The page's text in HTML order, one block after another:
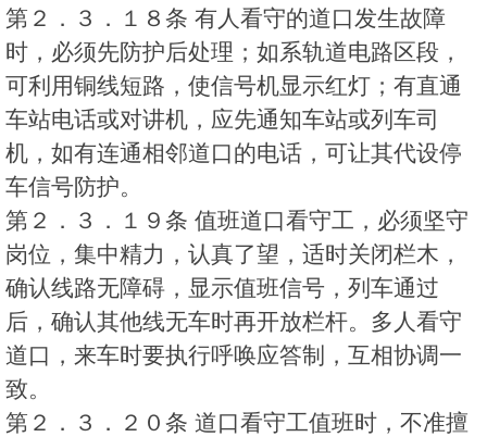
第２．３．１８条 有人看守的道口发生故障
时，必须先防护后处理；如系轨道电路区段，
可利用铜线短路，使信号机显示红灯；有直通
车站电话或对讲机，应先通知车站或列车司
机，如有连通相邻道口的电话，可让其代设停
车信号防护。
第２．３．１９条 值班道口看守工，必须坚守
岗位，集中精力，认真了望，适时关闭栏木，
确认线路无障碍，显示值班信号，列车通过
后，确认其他线无车时再开放栏杆。多人看守
道口，来车时要执行呼唤应答制，互相协调一
致。
第２．３．２０条 道口看守工值班时，不准擅